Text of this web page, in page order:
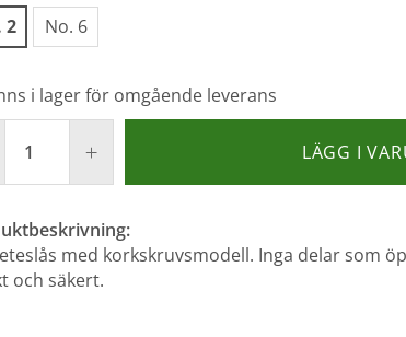
2
No. 6
i lager för omgående leverans
LÄGG I
med korkskruvsmodell. Inga delar som
och säkert.